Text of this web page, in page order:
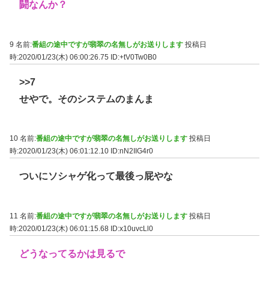
闘なんか？
9 名前:番組の途中ですが翡翠の名無しがお送りします 投稿日
時:2020/01/23(木) 06:00:26.75 ID:+tV0Tw0B0
>>7
せやで。そのシステムのまんま
10 名前:番組の途中ですが翡翠の名無しがお送りします 投稿日
時:2020/01/23(木) 06:01:12.10 ID:nN2IIG4r0
ついにソシャゲ化って最後っ屁やな
11 名前:番組の途中ですが翡翠の名無しがお送りします 投稿日
時:2020/01/23(木) 06:01:15.68 ID:x10uvcLl0
どうなってるかは見るで